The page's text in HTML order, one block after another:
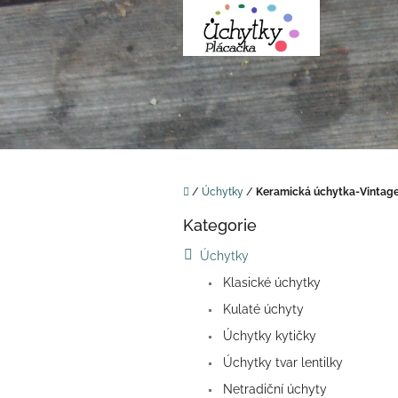
Přejít
na
obsah
Domů
/ Úchytky / Keramická úchytka-
Přeskočit
Kategorie
Úchytky
Klasické úchytky
Kulaté úchyty
Úchytky kytičky
Úchytky tvar lentilky
Netradiční úchyty